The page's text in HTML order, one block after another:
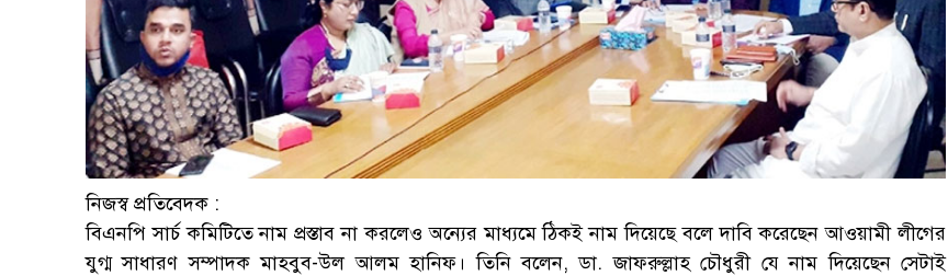
নিজস্ব প্রতিবেদক :
বিএনপি সার্চ কমিটিতে নাম প্রস্তাব না করলেও অন্যের মাধ্যমে ঠিকই নাম দিয়েছে বলে দাবি করেছেন আওয়ামী লীগের
যুগ্ম সাধারণ সম্পাদক মাহবুব-উল আলম হানিফ। তিনি বলেন, ডা. জাফরুল্লাহ চৌধুরী যে নাম দিয়েছেন সেটাই